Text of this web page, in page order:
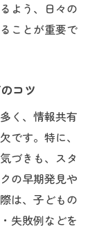
よう、日々の
ことが重要で
コツ
く、情報共有
です。特に、
づきも、スタ
の早期発見や
は、子どもの
失敗例などを